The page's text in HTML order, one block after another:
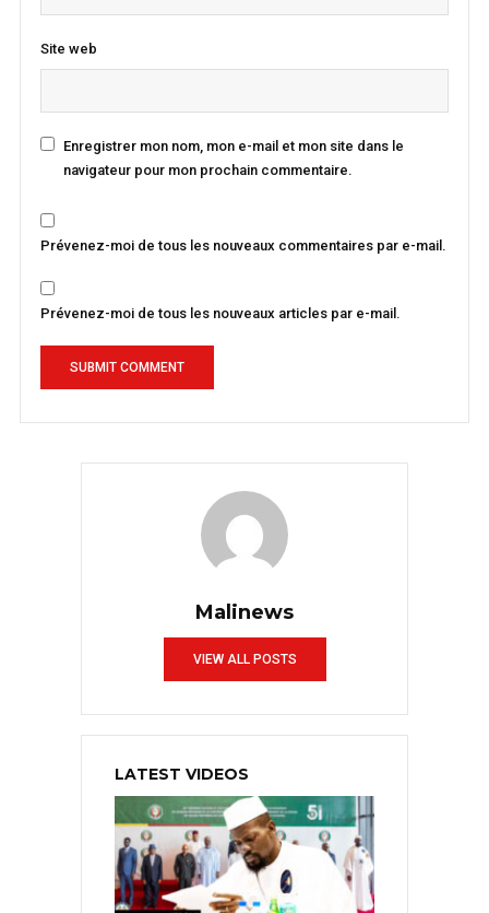
Site web
Enregistrer mon nom, mon e-mail et mon site dans le
navigateur pour mon prochain commentaire.
Prévenez-moi de tous les nouveaux commentaires par e-mail.
Prévenez-moi de tous les nouveaux articles par e-mail.
Malinews
VIEW ALL POSTS
LATEST VIDEOS